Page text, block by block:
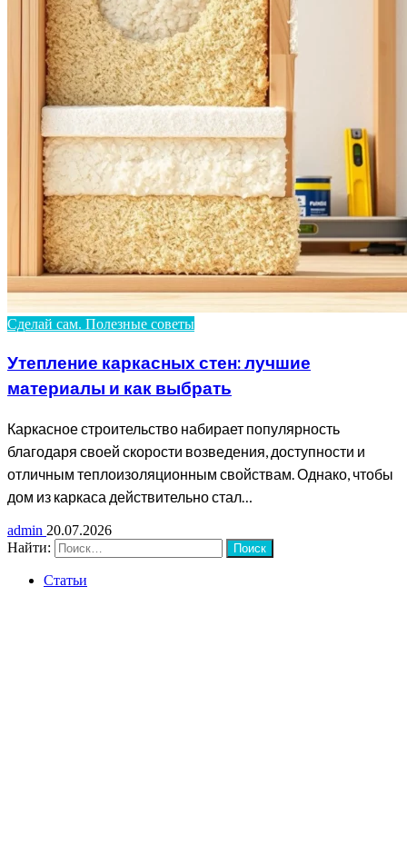
Сделай сам. Полезные советы
Утепление каркасных стен: лучшие
материалы и как выбрать
Каркасное строительство набирает популярность
благодаря своей скорости возведения, доступности и
отличным теплоизоляционным свойствам. Однако, чтобы
дом из каркаса действительно стал…
admin 20.07.2026
Найти:
Статьи